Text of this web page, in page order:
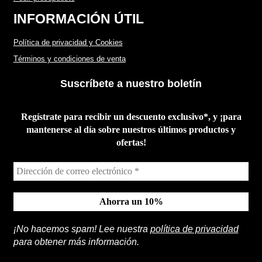
INFORMACIÓN ÚTIL
Política de privacidad y Cookies
Términos y condiciones de venta
Suscríbete a nuestro boletín
Regístrate para recibir un descuento exclusivo*, y ¡para
mantenerse al día sobre nuestros últimos productos y
ofertas!
¡No hacemos spam! Lee nuestra política de privacidad
para obtener más información.